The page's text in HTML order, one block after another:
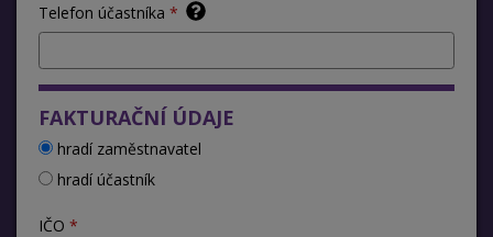
Telefon účastníka
FAKTURAČNÍ ÚDAJE
hradí zaměstnavatel
hradí účastník
IČO